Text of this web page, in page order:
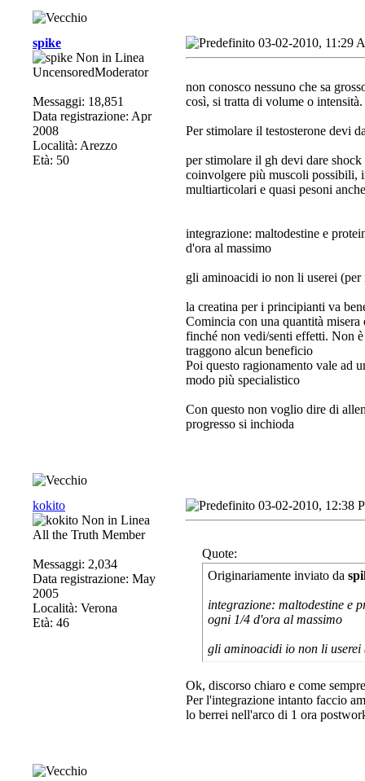
spike
UncensoredModerator
Messaggi: 18,851
Data registrazione: Apr
2008
Località: Arezzo
Età: 50
03-02-2010, 11:29
non conosco nessuno che sa
così, si tratta di volume o intensità.
Per stimolare il testosterone devi
per stimolare il gh devi dare
coinvolgere più muscoli possibili,
multiarticolari e quasi pesoni
integrazione: maltodestine e
d'ora al massimo
gli aminoacidi io non li userei (per
la creatina per i principianti va
Comincia con una quantità misera
finché non vedi/senti effetti. Non
traggono alcun beneficio
Poi questo ragionamento vale ad
modo più specialistico
Con questo non voglio dire di
progresso si inchioda
kokito
All the Truth Member
Messaggi: 2,034
Data registrazione: May
2005
Località: Verona
Età: 46
03-02-2010, 12:38
Quote:
Originariamente inviato da
integrazione: maltodestine e
ogni 1/4 d'ora al massimo
gli aminoacidi io non li
Ok, discorso chiaro e come
Per l'integrazione intanto faccio
lo berrei nell'arco di 1 ora